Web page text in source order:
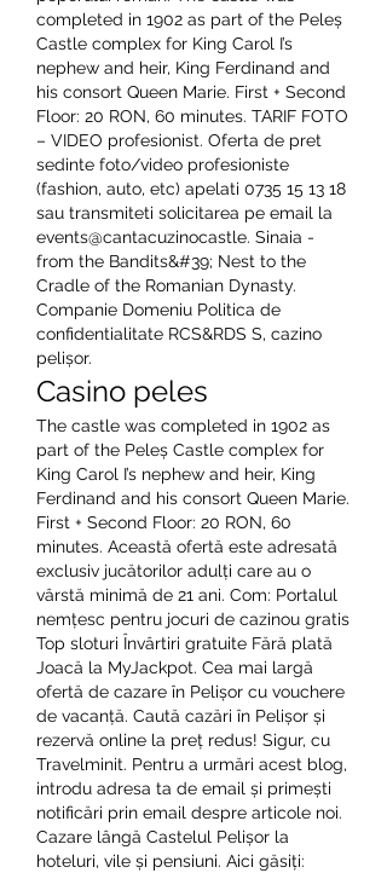
completed in 1902 as part of the Peleș
Castle complex for King Carol I’s
nephew and heir, King Ferdinand and
his consort Queen Marie. First + Second
Floor: 20 RON, 60 minutes. TARIF FOTO
– VIDEO profesionist. Oferta de pret
sedinte foto/video profesioniste
(fashion, auto, etc) apelati 0735 15 13 18
sau transmiteti solicitarea pe email la
events@cantacuzinocastle. Sinaia -
from the Bandits&#39; Nest to the
Cradle of the Romanian Dynasty.
Companie Domeniu Politica de
confidentialitate RCS&RDS S, cazino
pelișor.
Casino peles
The castle was completed in 1902 as
part of the Peleș Castle complex for
King Carol I’s nephew and heir, King
Ferdinand and his consort Queen Marie.
First + Second Floor: 20 RON, 60
minutes. Această ofertă este adresată
exclusiv jucătorilor adulți care au o
vârstă minimă de 21 ani. Com: Portalul
nemțesc pentru jocuri de cazinou gratis
Top sloturi Învârtiri gratuite Fără plată
Joacă la MyJackpot. Cea mai largă
ofertă de cazare în Pelișor cu vouchere
de vacanță. Caută cazări în Pelișor și
rezervă online la preț redus! Sigur, cu
Travelminit. Pentru a urmări acest blog,
introdu adresa ta de email și primești
notificări prin email despre articole noi.
Cazare lângă Castelul Pelișor la
hoteluri, vile și pensiuni. Aici găsiți: